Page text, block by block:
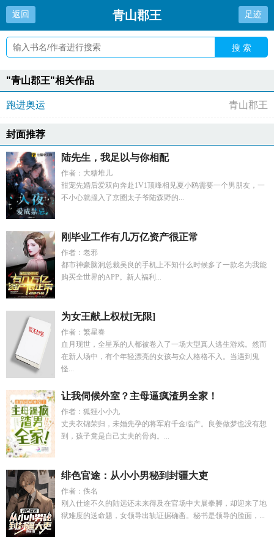
返回 青山郡王 足迹
搜 索
"青山郡王"相关作品
跑进奥运 青山郡王
封面推荐
陆先生，我足以与你相配
作者：大糖堆儿
甜宠先婚后爱双向奔赴1V1顶峰相见夏小鸥需要一个男朋友，一
不小心就撞入了京圈太子爷陆森野的...
刚毕业工作有几万亿资产很正常
作者：老邪
都市神豪脑洞总裁吴良的手机上不知什么时候多了一款名为我能
购买全世界的APP。新人福利...
为女王献上权杖[无限]
作者：繁星春
血月现世，全星系的人都被卷入了一场大型真人逃生游戏。然而
在新人场中，有个年轻漂亮的女孩与众人格格不入。当遇到鬼
怪...
让我伺候外室？主母逼疯渣男全家！
作者：狐狸小小九
丈夫衣锦荣归，未婚先孕的将军府千金临产。良姜做梦也没有想
到，孩子竟是自己丈夫的骨肉。...
绯色官途：从小小男秘到封疆大吏
作者：佚名
刚入仕途不久的陆远还未来得及在官场中大展拳脚，却迎来了地
狱难度的送命题，女领导出轨证据确凿。秘书是领导的脸面，...